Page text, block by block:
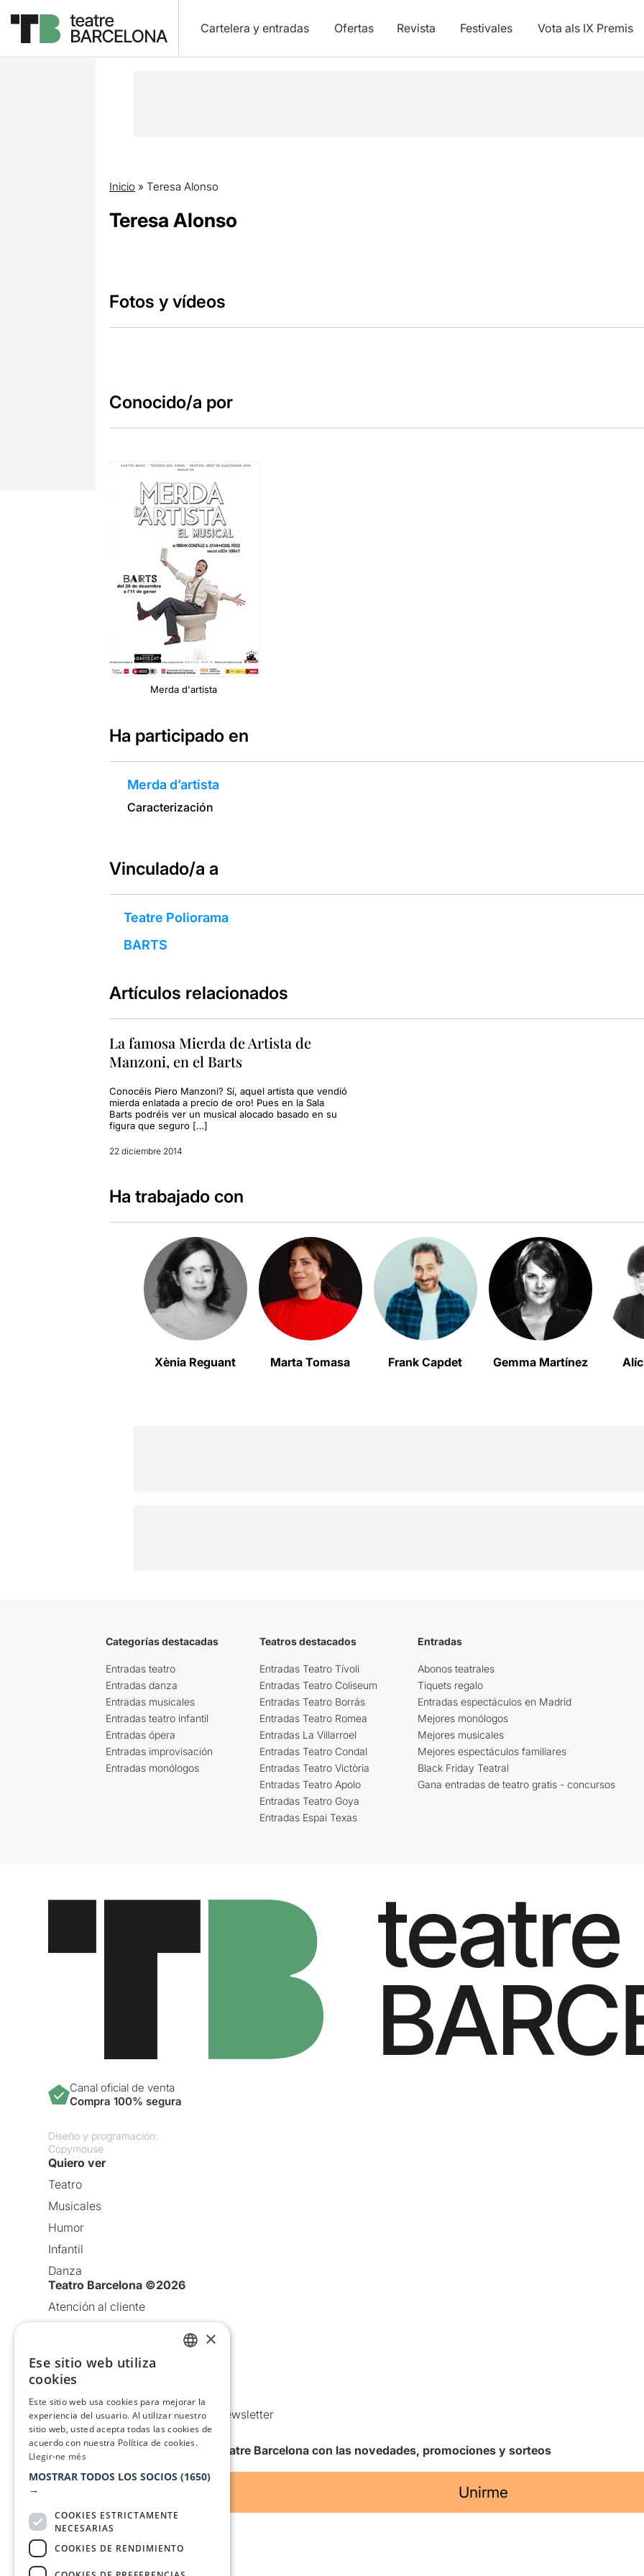
Cartelera y entradas Ofertas Revista Festivales Vota als IX Premis
Inicio » Teresa Alonso
Teresa Alonso
Fotos y vídeos
Conocido/a por
Merda d'artista
Ha participado en
Merda d’artista
Caracterización
Vinculado/a a
Teatre Poliorama
BARTS
Artículos relacionados
La famosa Mierda de Artista de
Manzoni, en el Barts
Conocéis Piero Manzoni? Sí, aquel artista que vendió
mierda enlatada a precio de oro! Pues en la Sala
Barts podréis ver un musical alocado basado en su
figura que seguro […]
22 diciembre 2014
Ha trabajado con
Xènia Reguant Marta Tomasa Frank Capdet Gemma Martínez
Categorías destacadas
Entradas teatro
Entradas danza
Entradas musicales
Entradas teatro infantil
Entradas ópera
Entradas improvisación
Entradas monólogos
Teatros destacados
Entradas Teatro Tívoli
Entradas Teatro Coliseum
Entradas Teatro Borrás
Entradas Teatro Romea
Entradas La Villarroel
Entradas Teatro Condal
Entradas Teatro Victòria
Entradas Teatro Apolo
Entradas Teatro Goya
Entradas Espai Texas
Entradas
Abonos teatrales
Tiquets regalo
Entradas espectáculos en Madrid
Mejores monólogos
Mejores musicales
Mejores espectáculos familiares
Black Friday Teatral
Gana entradas de teatro gratis - concursos
Canal oficial de venta
Compra 100% segura
Diseño y programación:
Copymouse
Quiero ver
Teatro
Musicales
Humor
Infantil
Danza
Teatro Barcelona ©2026
Atención al cliente
Política de Cookies
Comunicaciones comerciales y Newsletter
Anuncia’t
Quiero recibir la newsletter de Teatre Barcelona con las novedades, promociones y sorteos
Unirme
×
Ese sitio web utiliza
cookies
Este sitio web usa cookies para mejorar la
experiencia del usuario. Al utilizar nuestro
sitio web, usted acepta todas las cookies de
acuerdo con nuestra Política de cookies.
Llegir-ne més
MOSTRAR TODOS LOS SOCIOS (1650)
→
COOKIES ESTRICTAMENTE
NECESARIAS
COOKIES DE RENDIMIENTO